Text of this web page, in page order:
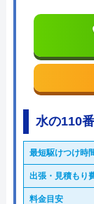
水の110
最短駆けつけ時
出張・見積もり
料金目安